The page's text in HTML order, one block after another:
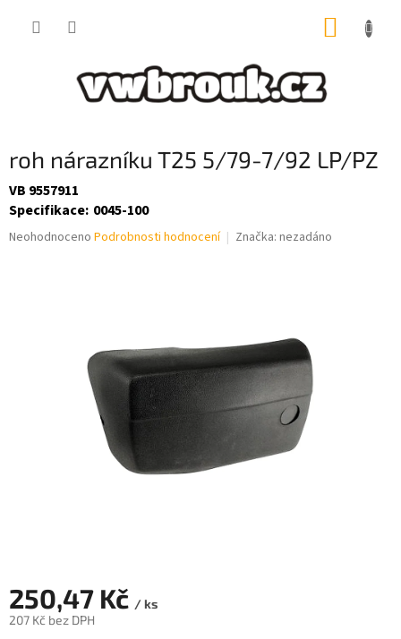
roh nárazníku T25 5/79-7/92 LP/PZ
VB 9557911
Specifikace: 0045-100
Průměrné
Neohodnoceno Podrobnosti hodnocení Značka: nezadáno
250,47 Kč / ks
207 Kč bez DPH